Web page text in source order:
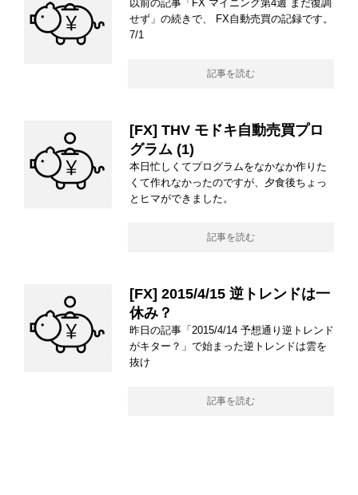
以前の記事「FX マイニング第4週 まだ復調
せず」の続きで、 FX自動売買の記録です。
7/1
記事を読む
[FX] THV モドキ自動売買プロ
グラム (1)
本日忙しくてプログラムをなかなか作りた
くて作れなかったのですが、夕食後ちょっ
とヒマができました。
記事を読む
[FX] 2015/4/15 逆トレンドは一
休み？
昨日の記事「2015/4/14 予想通り逆トレンド
がキター？」で始まった逆トレンドは雲を
抜け
記事を読む